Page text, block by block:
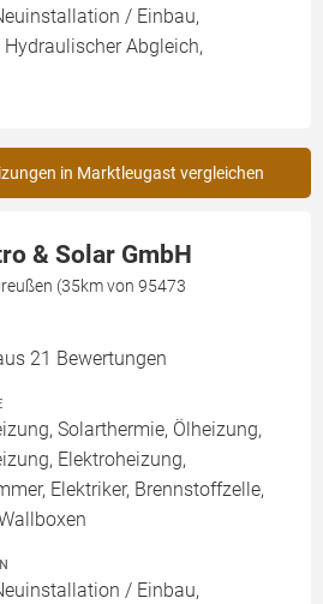
/ Einbau,
Abgleich,
in Marktleugast vergleichen
& Solar GmbH
(35km von 95473
21 Bewertungen
Solarthermie, Ölheizung,
Elektroheizung,
Elektriker, Brennstoffzelle,
/ Einbau,